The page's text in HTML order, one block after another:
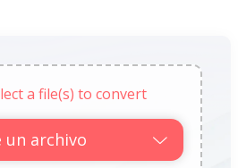
a file(s) to convert
un archivo